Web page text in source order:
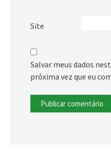
Site
Salvar meus dados
próxima vez que eu